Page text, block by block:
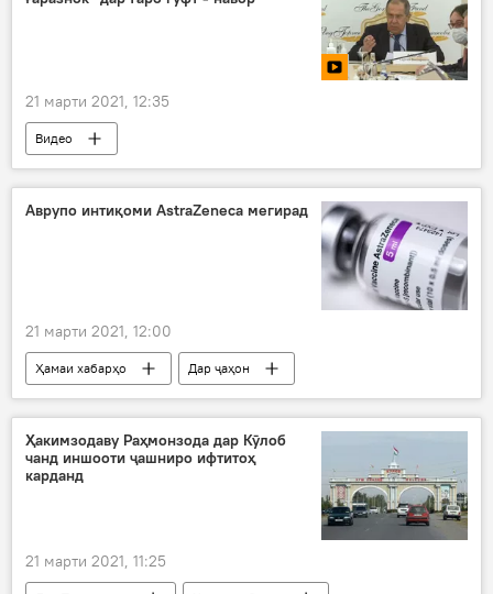
21 марти 2021, 12:35
Видео
Аврупо интиқоми AstraZeneca мегирад
21 марти 2021, 12:00
Ҳамаи хабарҳо
Дар ҷаҳон
Тандурустӣ
Ҳакимзодаву Раҳмонзода дар Кӯлоб
чанд иншооти ҷашниро ифтитоҳ
карданд
21 марти 2021, 11:25